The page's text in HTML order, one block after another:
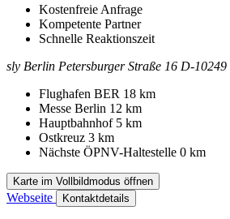
Kostenfreie Anfrage
Kompetente Partner
Schnelle Reaktionszeit
Adresse
sly Berlin Petersburger Straße 16 D-
Flughafen BER 18 km
Messe Berlin 12 km
Hauptbahnhof 5 km
Ostkreuz 3 km
Nächste ÖPNV-Haltestelle 0 km
Karte im Vollbildmodus öffnen
Webseite Kontaktdetails